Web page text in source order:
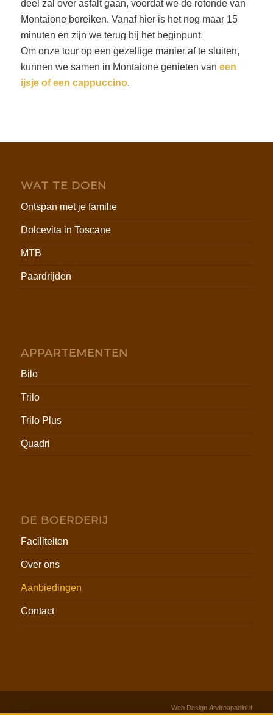
deel zal over asfalt gaan, voordat we de rotonde van
Montaione bereiken. Vanaf hier is het nog maar 15
minuten en zijn we terug bij het beginpunt.
Om onze tour op een gezellige manier af te sluiten,
kunnen we samen in Montaione genieten van een
ijsje of een cappuccino.
WAT TE DOEN
Ontspan met je familie
Dolcevita in Toscane
MTB
Paardrijden
APPARTEMENTEN
Bilo
Trilo
Trilo Plus
Quadri
DE BOERDERIJ
Faciliteiten
Over ons
Aanbiedingen
Contact
Web DesignAndreapacini.it